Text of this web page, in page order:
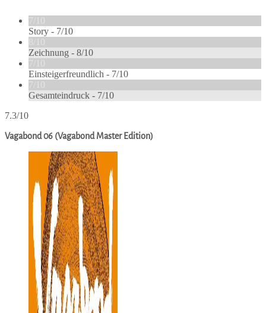
7/10
Story - 7/10
8/10
Zeichnung - 8/10
7/10
Einsteigerfreundlich - 7/10
7/10
Gesamteindruck - 7/10
7.3/10
Vagabond 06 (Vagabond Master Edition)